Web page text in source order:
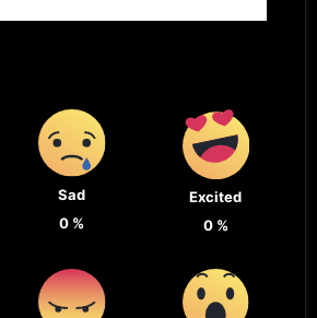
Sad
0 %
Excited
0%